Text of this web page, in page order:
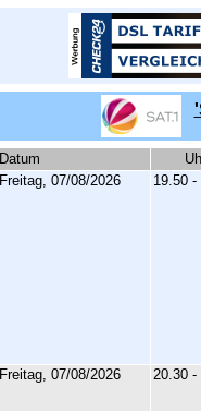
Datum
Freitag, 07/08/2026
19.50 -
Freitag, 07/08/2026 20.30 -